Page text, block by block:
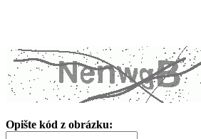
Opište kód z obrázku: